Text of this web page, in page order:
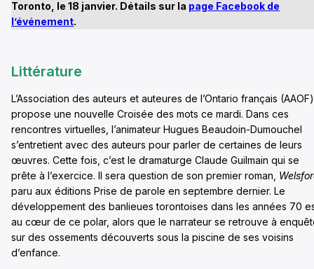
Toronto, le 18 janvier. Détails sur la page Facebook de
l’événement.
Littérature
L’Association des auteurs et auteures de l’Ontario français (AAOF)
propose une nouvelle Croisée des mots ce mardi. Dans ces
rencontres virtuelles, l’animateur Hugues Beaudoin-Dumouchel
s’entretient avec des auteurs pour parler de certaines de leurs
œuvres. Cette fois, c’est le dramaturge Claude Guilmain qui se
prête à l’exercice. Il sera question de son premier roman,
paru aux éditions Prise de parole en septembre dernier. Le
développement des banlieues torontoises dans les années 70
au cœur de ce polar, alors que le narrateur se retrouve à
sur des ossements découverts sous la piscine de ses voisins
d’enfance.